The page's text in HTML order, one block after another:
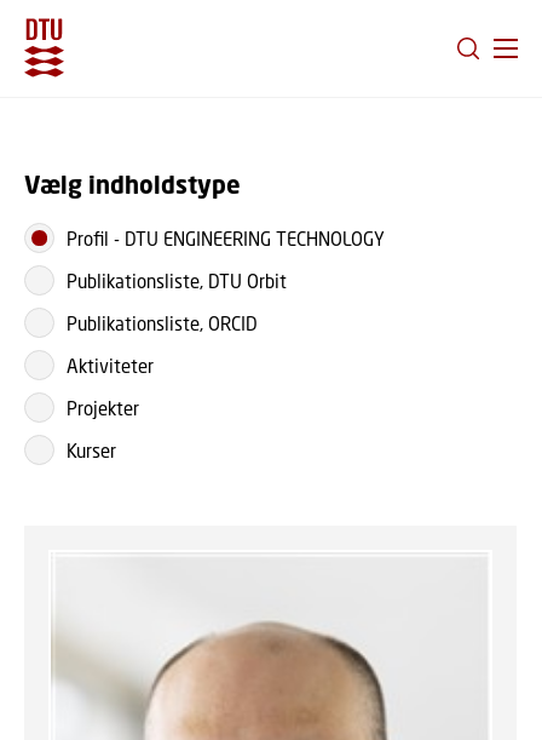
Vælg indholdstype
Profil - DTU ENGINEERING TECHNOLOGY
Publikationsliste, DTU Orbit
Publikationsliste, ORCID
Aktiviteter
Projekter
Kurser